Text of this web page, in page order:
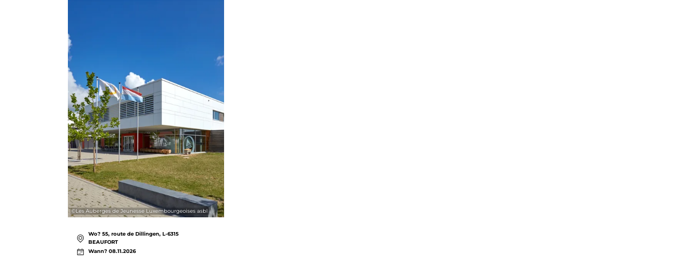
©Les Auberges de Jeunesse Luxembourgeoises asbl
Wo? 55, route de Dillingen, L-6315
BEAUFORT
Wann? 08.11.2026